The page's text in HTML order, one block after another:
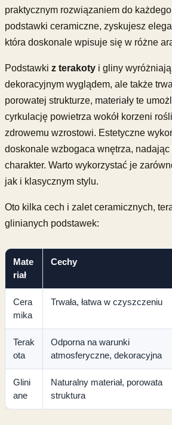
praktycznym rozwiązaniem do
podstawki ceramiczne, zyskujesz
która doskonale wpisuje się w różne
Podstawki z terakoty i gliny
dekoracyjnym wyglądem, ale także
porowatej strukturze, materiały te
cyrkulację powietrza wokół korzeni
zdrowemu wzrostowi. Estetyczne
doskonale wzbogaca wnętrza, nadając
charakter. Warto wykorzystać je
jak i klasycznym stylu.
Oto kilka cech i zalet ceramicznych,
glinianych podstawek:
Mate
riał
Cechy
Cera
mika
Trwała, łatwa w czyszczeniu
Terak
ota
Odporna na warunki
atmosferyczne, dekoracyjna
Glini
ane
Naturalny materiał, porowata
struktura